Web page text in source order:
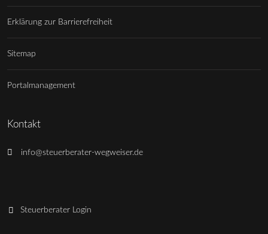
Erklärung zur Barrierefreiheit
Sitemap
Portalmanagement
Kontakt
info@steuerberater-wegweiser.de
Steuerberater Login